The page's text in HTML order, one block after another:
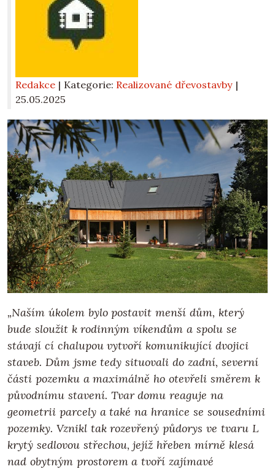
Redakce | Kategorie: Realizované dřevostavby |
25.05.2025
„Naším úkolem bylo postavit menší dům, který
bude sloužit k rodinným víkendům a spolu se
stávají cí chalupou vytvoří komunikující dvojici
staveb. Dům jsme tedy situovali do zadní, severní
části pozemku a maximálně ho otevřeli směrem k
původnímu stavení. Tvar domu reaguje na
geometrii parcely a také na hranice se sousedními
pozemky. Vznikl tak rozevřený půdorys ve tvaru L
krytý sedlovou střechou, jejíž hřeben mírně klesá
nad obytným prostorem a tvoří zajímavé